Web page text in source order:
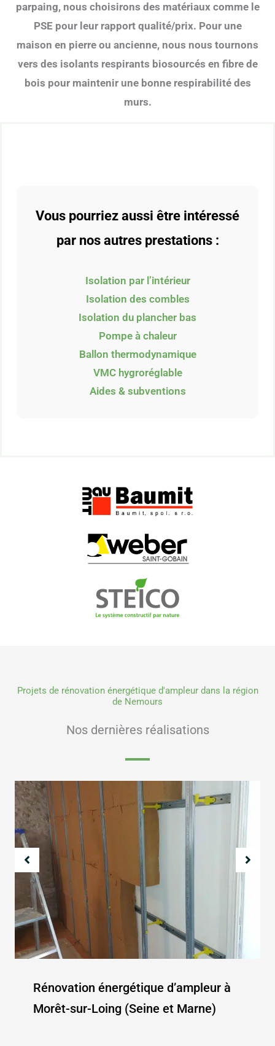
parpaing, nous choisirons des matériaux comme le
PSE pour leur rapport qualité/prix. Pour une
maison en pierre ou ancienne, nous nous tournons
vers des isolants respirants biosourcés en fibre de
bois pour maintenir une bonne respirabilité des
murs.
Vous pourriez aussi être intéressé
par nos autres prestations :
Isolation par l’intérieur
Isolation des combles
Isolation du plancher bas
Pompe à chaleur
Ballon thermodynamique
VMC hygroréglable
Aides & subventions
Projets de rénovation énergétique d'ampleur dans la région
de Nemours
Nos dernières réalisations
Rénovation énergétique d’ampleur à
Morêt-sur-Loing (Seine et Marne)